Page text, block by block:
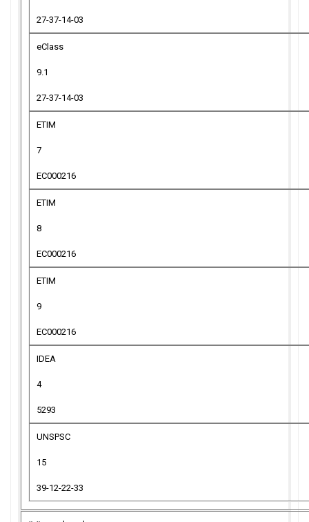
27-37-14-03
eClass
9.1
27-37-14-03
ETIM
7
EC000216
ETIM
8
EC000216
ETIM
9
EC000216
IDEA
4
5293
UNSPSC
15
39-12-22-33